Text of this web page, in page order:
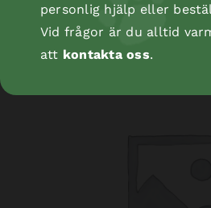
personlig hjälp eller
Vid frågor är du alltid
att kontakta oss.